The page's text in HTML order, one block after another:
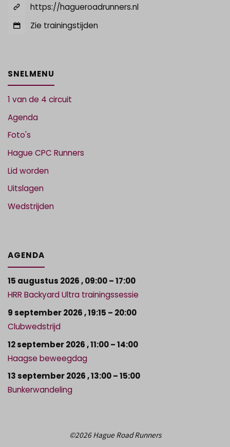
https://hagueroadrunners.nl
Zie trainingstijden
SNELMENU
1 van de 4 circuit
Agenda
Foto's
Hague CPC Runners
Lid worden
Uitslagen
Wedstrijden
AGENDA
15 augustus 2026,09:00– 17:00
HRR Backyard Ultra trainingssessie
9 september 2026,19:15 – 20:00
Clubwedstrijd
12 september 2026,11:00– 14:00
Haagse beweegdag
13 september 2026,13:00– 15:00
Bunkerwandeling
©2026 Hague Road Runners